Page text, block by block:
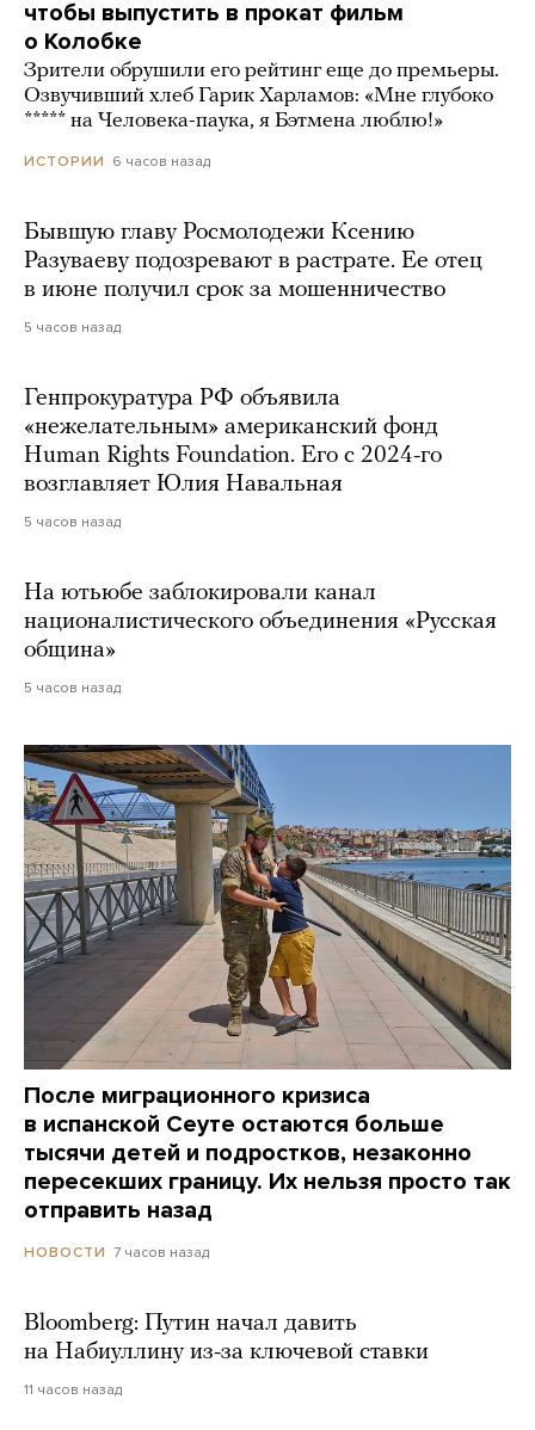
чтобы выпустить в прокат фильм
о Колобке
Зрители обрушили его рейтинг еще до премьеры.
Озвучивший хлеб Гарик Харламов: «Мне глубоко
***** на Человека-паука, я Бэтмена люблю!»
ИСТОРИИ 6 часов назад
Бывшую главу Росмолодежи Ксению
Разуваеву подозревают в растрате. Ее отец
в июне получил срок за мошенничество
5 часов назад
Генпрокуратура РФ объявила
«нежелательным» американский фонд
Human Rights Foundation. Его с 2024-го
возглавляет Юлия Навальная
5 часов назад
На ютьюбе заблокировали канал
националистического объединения «Русская
община»
5 часов назад
После миграционного кризиса
в испанской Сеуте остаются больше
тысячи детей и подростков, незаконно
пересекших границу. Их нельзя просто так
отправить назад
НОВОСТИ 7 часов назад
Bloomberg: Путин начал давить
на Набиуллину из-за ключевой ставки
11 часов назад